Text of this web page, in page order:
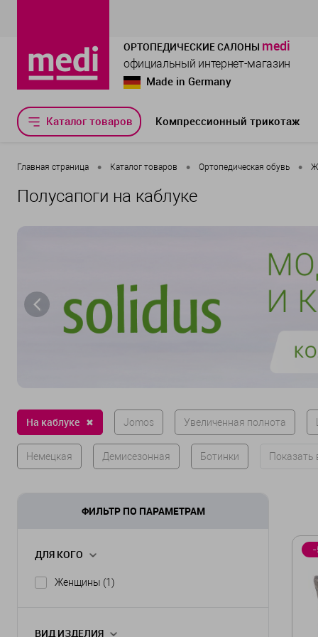
ОРТОПЕДИЧЕСКИЕ САЛОНЫ medi
официальный интернет-магазин
Made in Germany
Каталог товаров Компрессионный трикотаж
Главная страница • Каталог товаров • Ортопедическая обувь •
Полусапоги на каблуке
На каблуке ✖ Jomos Увеличенная полнота
Немецкая Демисезонная Ботинки Показать
ФИЛЬТР ПО ПАРАМЕТРАМ
ДЛЯ КОГО
Женщины (1)
ВИД ИЗДЕЛИЯ